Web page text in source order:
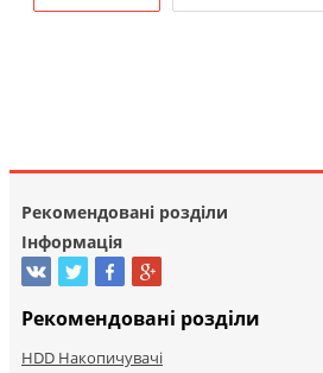
Рекомендовані розділи
Інформація
Рекомендовані розділи
HDD Накопичувачі